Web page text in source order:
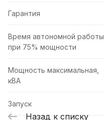
Гарантия
Время автономной работы
при 75% мощности
Мощность максимальная,
кВА
Запуск
Назад к списку